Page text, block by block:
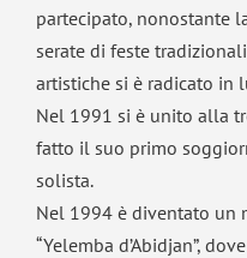
partecipato, nonostante
serate di feste
artistiche si è radicato in
Nel 1991 si è unito alla
fatto il suo primo
solista.
Nel 1994 è diventato un
“Yelemba d’Abidjan”,